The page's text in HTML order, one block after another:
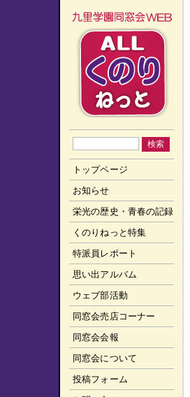
トップページ
お知らせ
栄光の歴史・青春の記録
くのりねっと特集
特派員レポート
思い出アルバム
ウェブ部活動
同窓会売店コーナー
同窓会会報
同窓会について
投稿フォーム